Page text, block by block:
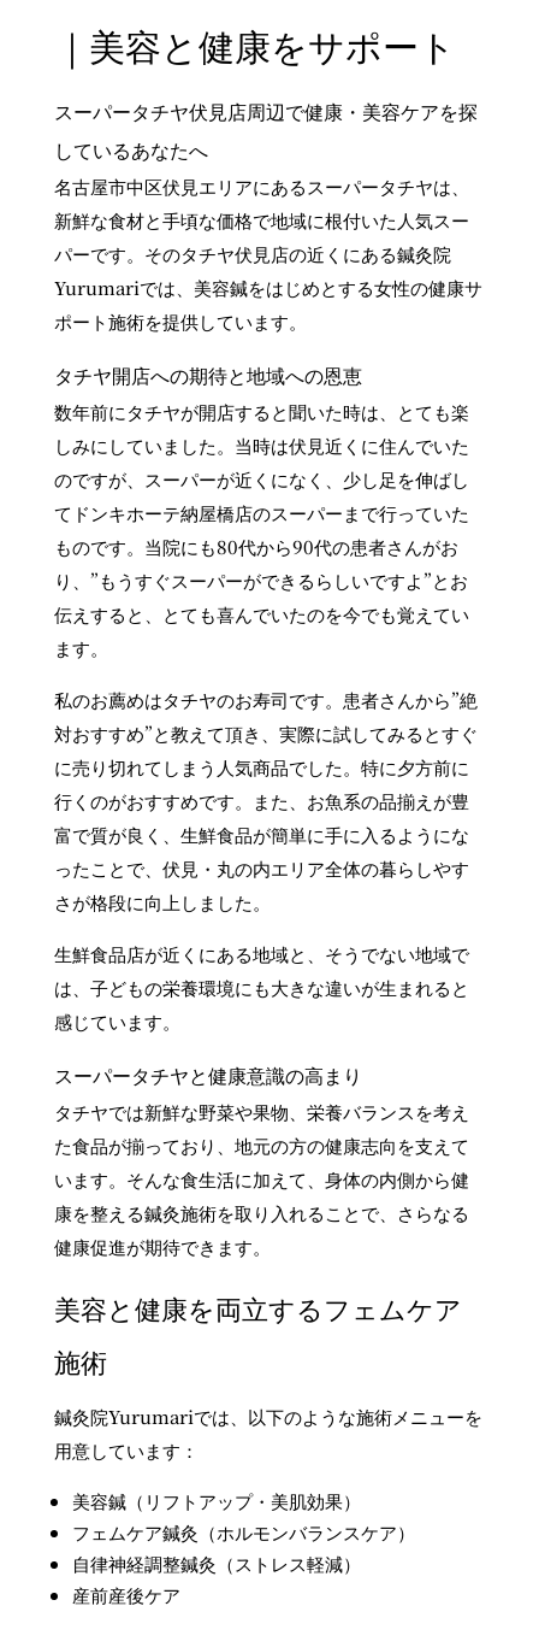
｜美容と健康をサポート
スーパータチヤ伏見店周辺で健康・美容ケアを探
しているあなたへ
名古屋市中区伏見エリアにあるスーパータチヤは、
新鮮な食材と手頃な価格で地域に根付いた人気スー
パーです。そのタチヤ伏見店の近くにある鍼灸院
Yurumariでは、美容鍼をはじめとする女性の健康サ
ポート施術を提供しています。
タチヤ開店への期待と地域への恩恵
数年前にタチヤが開店すると聞いた時は、とても楽
しみにしていました。当時は伏見近くに住んでいた
のですが、スーパーが近くになく、少し足を伸ばし
てドンキホーテ納屋橋店のスーパーまで行っていた
ものです。当院にも80代から90代の患者さんがお
り、”もうすぐスーパーができるらしいですよ”とお
伝えすると、とても喜んでいたのを今でも覚えてい
ます。
私のお薦めはタチヤのお寿司です。患者さんから”絶
対おすすめ”と教えて頂き、実際に試してみるとすぐ
に売り切れてしまう人気商品でした。特に夕方前に
行くのがおすすめです。また、お魚系の品揃えが豊
富で質が良く、生鮮食品が簡単に手に入るようにな
ったことで、伏見・丸の内エリア全体の暮らしやす
さが格段に向上しました。
生鮮食品店が近くにある地域と、そうでない地域で
は、子どもの栄養環境にも大きな違いが生まれると
感じています。
スーパータチヤと健康意識の高まり
タチヤでは新鮮な野菜や果物、栄養バランスを考え
た食品が揃っており、地元の方の健康志向を支えて
います。そんな食生活に加えて、身体の内側から健
康を整える鍼灸施術を取り入れることで、さらなる
健康促進が期待できます。
美容と健康を両立するフェムケア
施術
鍼灸院Yurumariでは、以下のような施術メニューを
用意しています：
美容鍼（リフトアップ・美肌効果）
フェムケア鍼灸（ホルモンバランスケア）
自律神経調整鍼灸（ストレス軽減）
産前産後ケア